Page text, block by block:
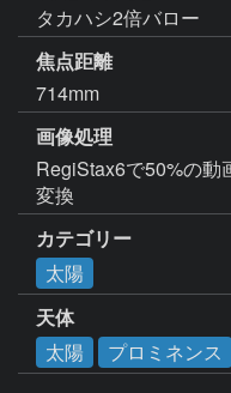
タカハシ2倍バロー
焦点距離
714mm
画像処理
RegiStax6で50%の動
変換
カテゴリー
太陽
天体
太陽
プロミネンス